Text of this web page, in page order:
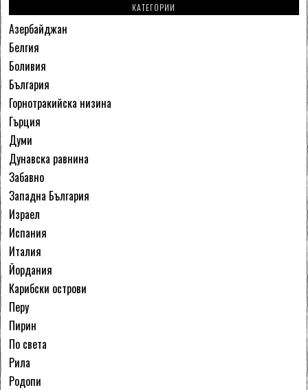
КАТЕГОРИИ
Азербайджан
Белгия
Боливия
България
Горнотракийска низина
Гърция
Думи
Дунавска равнина
Забавно
Западна България
Израел
Испания
Италия
Йордания
Карибски острови
Перу
Пирин
По света
Рила
Родопи